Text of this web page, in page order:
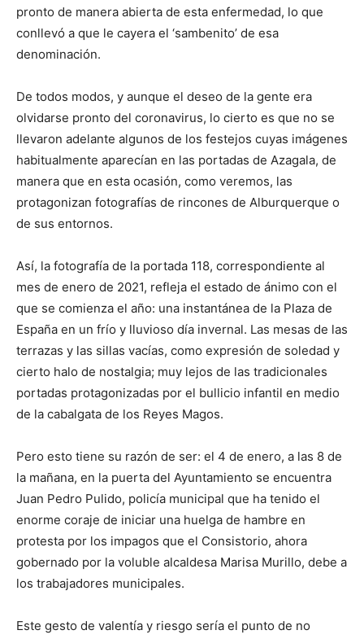
pronto de manera abierta de esta enfermedad, lo que
conllevó a que le cayera el ‘sambenito’ de esa
denominación.
De todos modos, y aunque el deseo de la gente era
olvidarse pronto del coronavirus, lo cierto es que no se
llevaron adelante algunos de los festejos cuyas imágenes
habitualmente aparecían en las portadas de Azagala, de
manera que en esta ocasión, como veremos, las
protagonizan fotografías de rincones de Alburquerque o
de sus entornos.
Así, la fotografía de la portada 118, correspondiente al
mes de enero de 2021, refleja el estado de ánimo con el
que se comienza el año: una instantánea de la Plaza de
España en un frío y lluvioso día invernal. Las mesas de las
terrazas y las sillas vacías, como expresión de soledad y
cierto halo de nostalgia; muy lejos de las tradicionales
portadas protagonizadas por el bullicio infantil en medio
de la cabalgata de los Reyes Magos.
Pero esto tiene su razón de ser: el 4 de enero, a las 8 de
la mañana, en la puerta del Ayuntamiento se encuentra
Juan Pedro Pulido, policía municipal que ha tenido el
enorme coraje de iniciar una huelga de hambre en
protesta por los impagos que el Consistorio, ahora
gobernado por la voluble alcaldesa Marisa Murillo, debe a
los trabajadores municipales.
Este gesto de valentía y riesgo sería el punto de no